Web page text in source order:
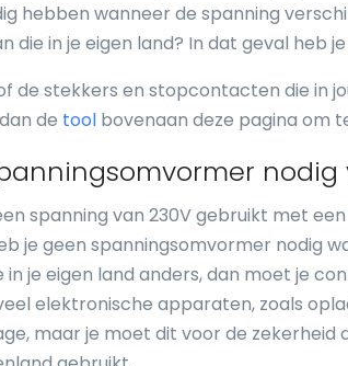
hebben wanneer de spanning
die in je eigen land? In dat geval heb
de stekkers en stopcontacten die in
de tool bovenaan deze pagina om
nodig
spanning van 230V gebruikt met
je geen spanningsomvormer nodig
je eigen land anders, dan moet je
elektronische apparaten, zoals
maar je moet dit voor de